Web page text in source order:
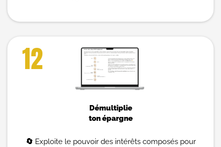
12
Démultiplie
ton épargne
🔄 Exploite le pouvoir des intérêts composés pour